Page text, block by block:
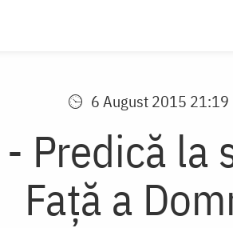
6 August 2015 21:19
Predică
Față a